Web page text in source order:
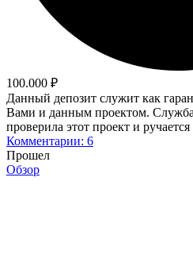
100.000 ₽
Данный депозит служит как
Вами и данным проектом. Служба
проверила этот проект и
Комментарии: 6
Прошел
Обзор